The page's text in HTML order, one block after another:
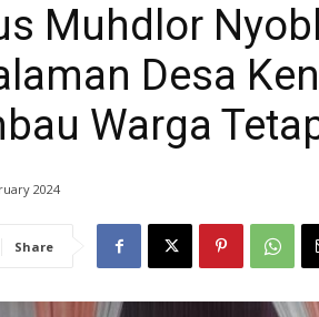
Muhdlor
Desa
Warga
2024
Share